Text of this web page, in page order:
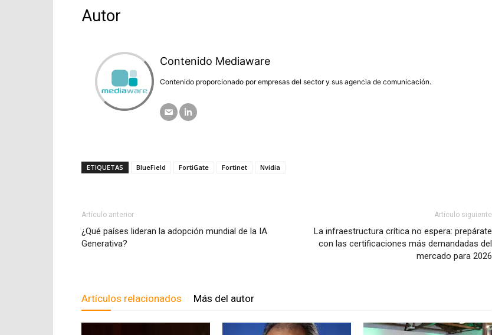
Autor
Contenido Mediaware
Contenido proporcionado por empresas del sector y sus agencia de comunicación.
ETIQUETAS BlueField FortiGate Fortinet Nvidia
Artículo anterior
¿Qué países lideran la adopción mundial de la IA
Generativa?
Artículo siguiente
La infraestructura crítica no espera: prepárate
con las certificaciones más demandadas del
mercado para 2026
Artículos relacionados Más del autor